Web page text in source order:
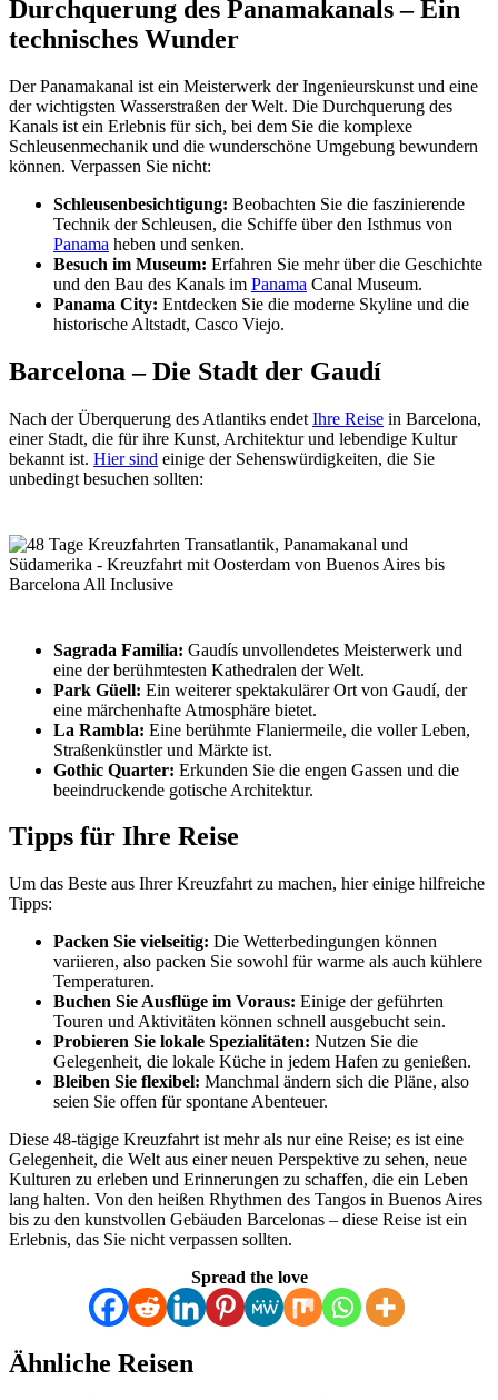
Durchquerung des Panamakanals – Ein
technisches Wunder
Der Panamakanal ist ein Meisterwerk der Ingenieurskunst und eine
der wichtigsten Wasserstraßen der Welt. Die Durchquerung des
Kanals ist ein Erlebnis für sich, bei dem Sie die komplexe
Schleusenmechanik und die wunderschöne Umgebung bewundern
können. Verpassen Sie nicht:
Schleusenbesichtigung: Beobachten Sie die faszinierende
Technik der Schleusen, die Schiffe über den Isthmus von
Panama heben und senken.
Besuch im Museum: Erfahren Sie mehr über die Geschichte
und den Bau des Kanals im Panama Canal Museum.
Panama City: Entdecken Sie die moderne Skyline und die
historische Altstadt, Casco Viejo.
Barcelona – Die Stadt der Gaudí
Nach der Überquerung des Atlantiks endet Ihre Reise in Barcelona,
einer Stadt, die für ihre Kunst, Architektur und lebendige Kultur
bekannt ist. Hier sind einige der Sehenswürdigkeiten, die Sie
unbedingt besuchen sollten:
Sagrada Familia: Gaudís unvollendetes Meisterwerk und
eine der berühmtesten Kathedralen der Welt.
Park Güell: Ein weiterer spektakulärer Ort von Gaudí, der
eine märchenhafte Atmosphäre bietet.
La Rambla: Eine berühmte Flaniermeile, die voller Leben,
Straßenkünstler und Märkte ist.
Gothic Quarter: Erkunden Sie die engen Gassen und die
beeindruckende gotische Architektur.
Tipps für Ihre Reise
Um das Beste aus Ihrer Kreuzfahrt zu machen, hier einige hilfreiche
Tipps:
Packen Sie vielseitig: Die Wetterbedingungen können
variieren, also packen Sie sowohl für warme als auch kühlere
Temperaturen.
Buchen Sie Ausflüge im Voraus: Einige der geführten
Touren und Aktivitäten können schnell ausgebucht sein.
Probieren Sie lokale Spezialitäten: Nutzen Sie die
Gelegenheit, die lokale Küche in jedem Hafen zu genießen.
Bleiben Sie flexibel: Manchmal ändern sich die Pläne, also
seien Sie offen für spontane Abenteuer.
Diese 48-tägige Kreuzfahrt ist mehr als nur eine Reise; es ist eine
Gelegenheit, die Welt aus einer neuen Perspektive zu sehen, neue
Kulturen zu erleben und Erinnerungen zu schaffen, die ein Leben
lang halten. Von den heißen Rhythmen des Tangos in Buenos Aires
bis zu den kunstvollen Gebäuden Barcelonas – diese Reise ist ein
Erlebnis, das Sie nicht verpassen sollten.
Spread the love
Ähnliche Reisen